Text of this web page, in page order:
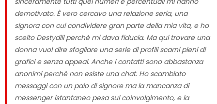
demotivato. È vero cercavo una relazione seria, una
signora con cui condividere gran parte della mia vita, e ho
scelto Destydill perchè mi dava fiducia. Ma qui trovare una
donna vuol dire sfogliare una serie di profili scarni pieni di
grafici e senza appeal. Anche i contatti sono abbastanza
anonimi perchè non esiste una chat. Ho scambiato
messaggi con un paio di signore ma la mancanza di
messenger istantaneo pesa sul coinvolgimento, e la